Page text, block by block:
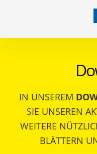
IN UNSEREM
SIE UNSEREN
WEITERE
BLÄTTERN